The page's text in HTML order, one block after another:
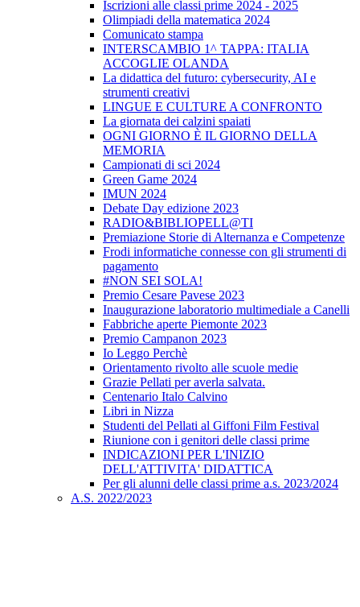
Iscrizioni alle classi prime 2024 - 2025
Olimpiadi della matematica 2024
Comunicato stampa
INTERSCAMBIO 1^ TAPPA: ITALIA
ACCOGLIE OLANDA
La didattica del futuro: cybersecurity, AI e
strumenti creativi
LINGUE E CULTURE A CONFRONTO
La giornata dei calzini spaiati
OGNI GIORNO È IL GIORNO DELLA
MEMORIA
Campionati di sci 2024
Green Game 2024
IMUN 2024
Debate Day edizione 2023
RADIO&BIBLIOPELL@TI
Premiazione Storie di Alternanza e Competenze
Frodi informatiche connesse con gli strumenti di
pagamento
#NON SEI SOLA!
Premio Cesare Pavese 2023
Inaugurazione laboratorio multimediale a Canelli
Fabbriche aperte Piemonte 2023
Premio Campanon 2023
Io Leggo Perchè
Orientamento rivolto alle scuole medie
Grazie Pellati per averla salvata.
Centenario Italo Calvino
Libri in Nizza
Studenti del Pellati al Giffoni Film Festival
Riunione con i genitori delle classi prime
INDICAZIONI PER L'INIZIO
DELL'ATTIVITA' DIDATTICA
Per gli alunni delle classi prime a.s. 2023/2024
A.S. 2022/2023